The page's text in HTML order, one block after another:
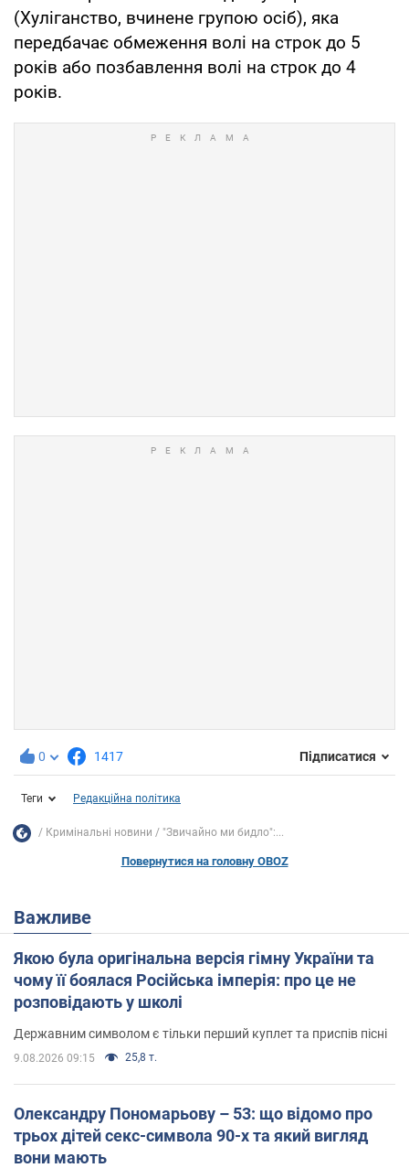
(Хуліганство, вчинене групою осіб), яка
передбачає обмеження волі на строк до 5
років або позбавлення волі на строк до 4
років.
0 1417 Підписатися
Теги Редакційна політика
Кримінальні новини "Звичайно ми бидло":...
Повернутися на головну OBOZ
Важливе
Якою була оригінальна версія гімну України та
чому її боялася Російська імперія: про це не
розповідають у школі
Державним символом є тільки перший куплет та приспів пісні
9.08.2026 09:15 25,8 т.
Олександру Пономарьову – 53: що відомо про
трьох дітей секс-символа 90-х та який вигляд
вони мають